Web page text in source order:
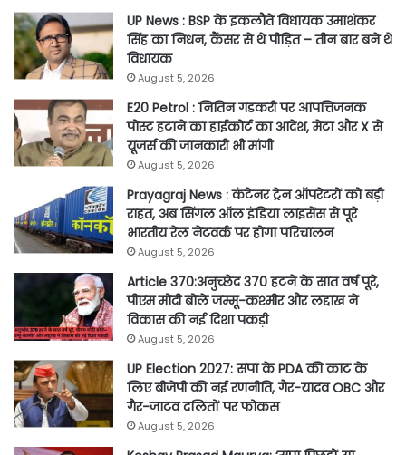
UP News : BSP के इकलौते विधायक उमाशंकर
सिंह का निधन, कैंसर से थे पीड़ित – तीन बार बने थे
विधायक
August 5, 2026
E20 Petrol : नितिन गडकरी पर आपत्तिजनक
पोस्ट हटाने का हाईकोर्ट का आदेश, मेटा और X से
यूजर्स की जानकारी भी मांगी
August 5, 2026
Prayagraj News : कंटेनर ट्रेन ऑपरेटरों को बड़ी
राहत, अब सिंगल ऑल इंडिया लाइसेंस से पूरे
भारतीय रेल नेटवर्क पर होगा परिचालन
August 5, 2026
Article 370:अनुच्छेद 370 हटने के सात वर्ष पूरे,
पीएम मोदी बोले जम्मू-कश्मीर और लद्दाख ने
विकास की नई दिशा पकड़ी
August 5, 2026
UP Election 2027: सपा के PDA की काट के
लिए बीजेपी की नई रणनीति, गैर-यादव OBC और
गैर-जाटव दलितों पर फोकस
August 5, 2026